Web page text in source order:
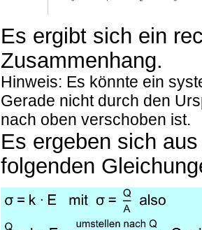
Es ergibt sich ein
Zusammenhang.
Hinweis: Es könnte ein
Gerade nicht durch den
nach oben verschoben ist.
Es ergeben sich
folgenden